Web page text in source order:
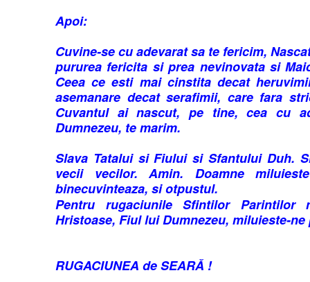
Apoi:
Cuvine-se cu adevarat sa te fericim,
pururea fericita si prea nevinovata si
Ceea ce esti mai cinstita decat
asemanare decat serafimii, care fara
Cuvantul ai nascut, pe tine, cea cu
Dumnezeu, te marim.
Slava Tatalui si Fiului si Sfantului Duh.
vecii vecilor. Amin. Doamne
binecuvinteaza, si otpustul.
Pentru rugaciunile Sfintilor Parintilor
Hristoase, Fiul lui Dumnezeu, miluieste-
RUGACIUNEA de SEARĂ !